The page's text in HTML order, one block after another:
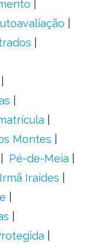
Montes
Pé-de-Meia
Iraídes